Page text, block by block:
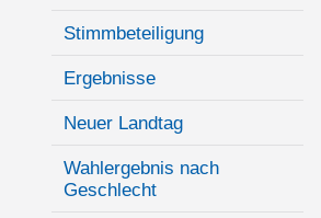
Stimmbeteiligung
Ergebnisse
Neuer Landtag
Wahlergebnis nach
Geschlecht